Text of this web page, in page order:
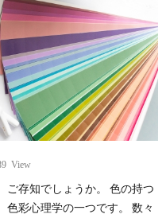
View
ご存知でしょうか。 色の持つ
色彩心理学の一つです。 数々